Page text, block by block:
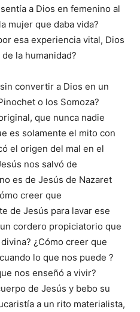
a Dios en femenino al
mujer que daba vida?
esa experiencia vital, Dios
la humanidad?
convertir a Dios en un
o los Somoza?
que nunca nadie
es solamente el mito con
el origen del mal en el
nos salvó de
es de Jesús de Nazaret
creer que
de Jesús para lavar ese
cordero propiciatorio que
¿Cómo creer que
lo que nos puede ?
nos enseñó a vivir?
de Jesús y bebo su
a un rito materialista,